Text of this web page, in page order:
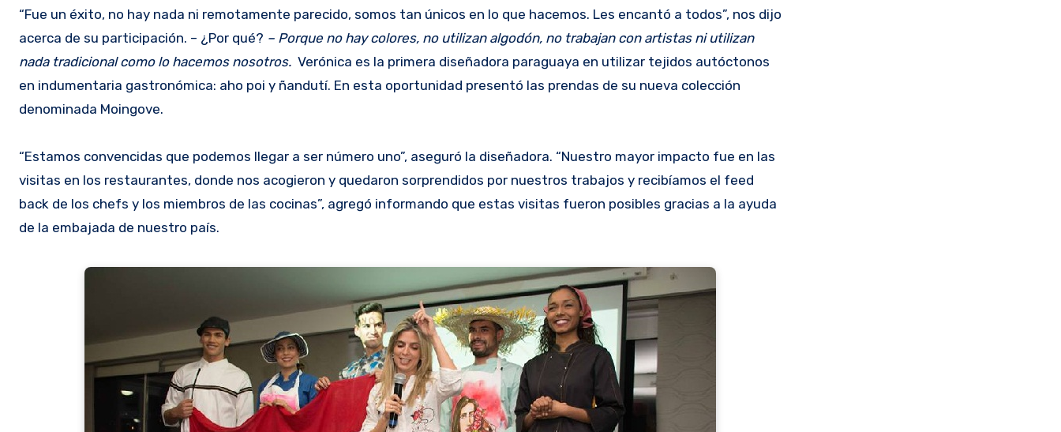
“Fue un éxito, no hay nada ni remotamente parecido, somos tan únicos en lo que hacemos. Les encantó a todos”, nos dijo
acerca de su participación. – ¿Por qué? – Porque no hay colores, no utilizan algodón, no trabajan con artistas ni utilizan
nada tradicional como lo hacemos nosotros. Verónica es la primera diseñadora paraguaya en utilizar tejidos autóctonos
en indumentaria gastronómica: aho poi y ñandutí. En esta oportunidad presentó las prendas de su nueva colección
denominada Moingove.
“Estamos convencidas que podemos llegar a ser número uno”, aseguró la diseñadora. “Nuestro mayor impacto fue en las
visitas en los restaurantes, donde nos acogieron y quedaron sorprendidos por nuestros trabajos y recibíamos el feed
back de los chefs y los miembros de las cocinas”, agregó informando que estas visitas fueron posibles gracias a la ayuda
de la embajada de nuestro país.